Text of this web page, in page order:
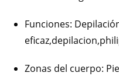
Funciones:
Zonas del cuerpo: